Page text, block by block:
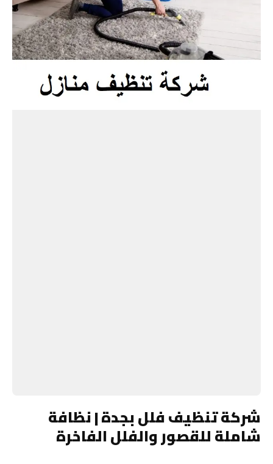
شركة تنظيف فلل بجدة | نظافة
شاملة للقصور والفلل الفاخرة